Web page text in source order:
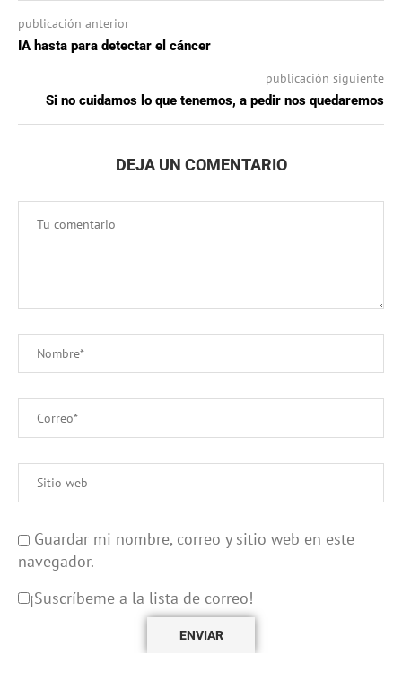
publicación anterior
IA hasta para detectar el cáncer
publicación siguiente
Si no cuidamos lo que tenemos, a pedir nos quedaremos
DEJA UN COMENTARIO
Guardar mi nombre, correo y sitio web en este
navegador.
¡Suscríbeme a la lista de correo!